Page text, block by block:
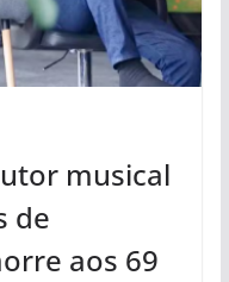
musical
de
aos 69